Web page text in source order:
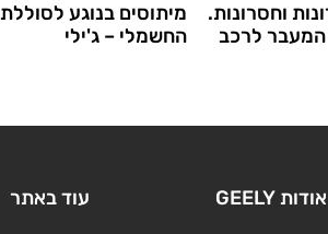
וחסרונות.
המעבר לרכב
מיתוסים בנוגע
החשמלי – ג'ילי
אודות GEELY עוד באתר